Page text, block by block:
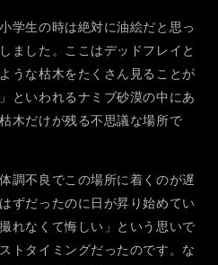
学生の時は絶対に油絵だと思っ
ました。ここはデッドフレイと
うな枯木をたくさん見ることが
といわれるナミブ砂漠の中にあ
木だけが残る不思議な場所で
調不良でこの場所に着くのが遅
ずだったのに日が昇り始めてい
れなくて悔しい」という思いで
トタイミングだったのです。な